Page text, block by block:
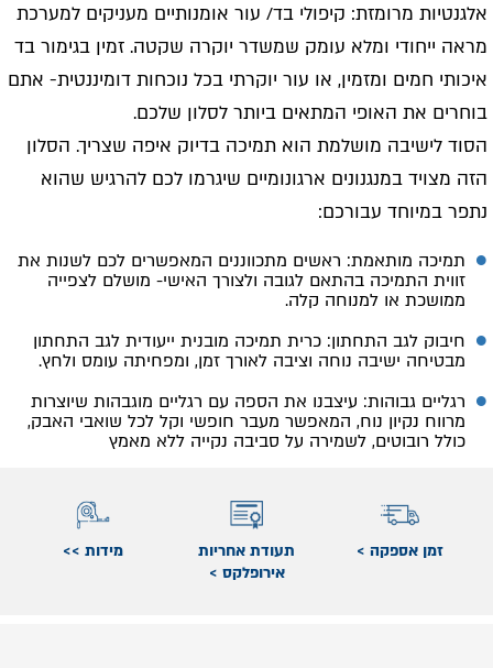
אלגנטיות מרומזת: קיפולי בד/ עור אומנותיים מעניקים למערכת
מראה ייחודי ומלא עומק שמשדר יוקרה שקטה. זמין בגימור בד
איכותי חמים ומזמין, או עור יוקרתי בכל נוכחות דומיננטית- אתם
בוחרים את האופי המתאים ביותר לסלון שלכם.
הסוד לישיבה מושלמת הוא תמיכה בדיוק איפה שצריך. הסלון
הזה מצויד במנגנונים ארגונומיים שיגרמו לכם להרגיש שהוא
נתפר במיוחד עבורכם:
תמיכה מותאמת: ראשים מתכווננים המאפשרים לכם לשנות את
זווית התמיכה בהתאם לגובה ולצורך האישי- מושלם לצפייה
ממושכת או למנוחה קלה.
חיבוק לגב התחתון: כרית תמיכה מובנית ייעודית לגב התחתון
מבטיחה ישיבה נוחה וציבה לאורך זמן, ומפחיתה עומס ולחץ.
רגליים גבוהות: עיצבנו את הספה עם רגליים מוגבהות שיוצרות
מרווח נקיון נוח, המאפשר מעבר חופשי וקל לכל שואבי האבק,
כולל רובוטים, לשמירה על סביבה נקייה ללא מאמץ
זמן אספקה >
תעודת אחריות
אירופלקס >
מידות >>